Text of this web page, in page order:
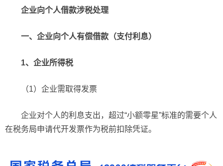
企业向个人借款涉税处理
一、企业向个人有偿借款（支付利息）
1、企业所得税
（1）企业需取得发票
企业对个人的利息支出，超过“小额零星”标准的需要个人
在税务局申请代开发票作为税前扣除凭证。